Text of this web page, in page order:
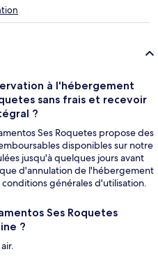
à l'hébergement
sans frais et recevoir
?
Ses Roquetes propose des
disponibles sur notre
jusqu'à quelques jours avant
d'annulation de l'hébergement
générales d'utilisation.
Ses Roquetes
?